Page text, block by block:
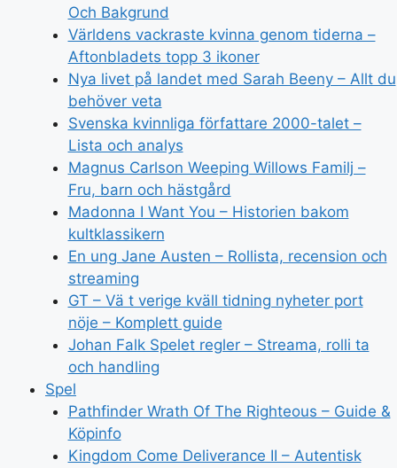
Och Bakgrund
Världens vackraste kvinna genom tiderna –
Aftonbladets topp 3 ikoner
Nya livet på landet med Sarah Beeny – Allt du
behöver veta
Svenska kvinnliga författare 2000-talet –
Lista och analys
Magnus Carlson Weeping Willows Familj –
Fru, barn och hästgård
Madonna I Want You – Historien bakom
kultklassikern
En ung Jane Austen – Rollista, recension och
streaming
GT – Vä t verige kväll tidning nyheter port
nöje – Komplett guide
Johan Falk Spelet regler – Streama, rolli ta
och handling
Spel
Pathfinder Wrath Of The Righteous – Guide &
Köpinfo
Kingdom Come Deliverance II – Autentisk